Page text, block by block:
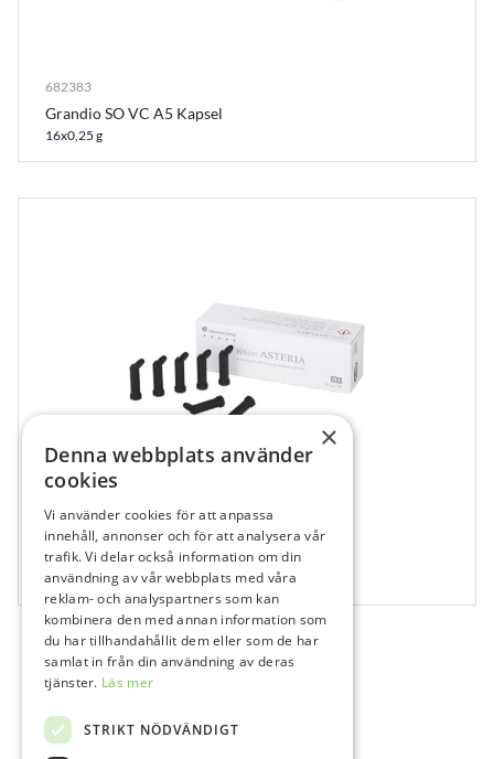
682383
Grandio SO VC A5 Kapsel
16x0,25 g
ESTELITE ASTERIA PLT KAPSEL WE 15×0,2g
×
Denna webbplats använder
cookies
Vi använder cookies för att anpassa
innehåll, annonser och för att analysera vår
trafik. Vi delar också information om din
användning av vår webbplats med våra
reklam- och analyspartners som kan
kombinera den med annan information som
du har tillhandahållit dem eller som de har
samlat in från din användning av deras
tjänster. Läs mer
STRIKT NÖDVÄNDIGT